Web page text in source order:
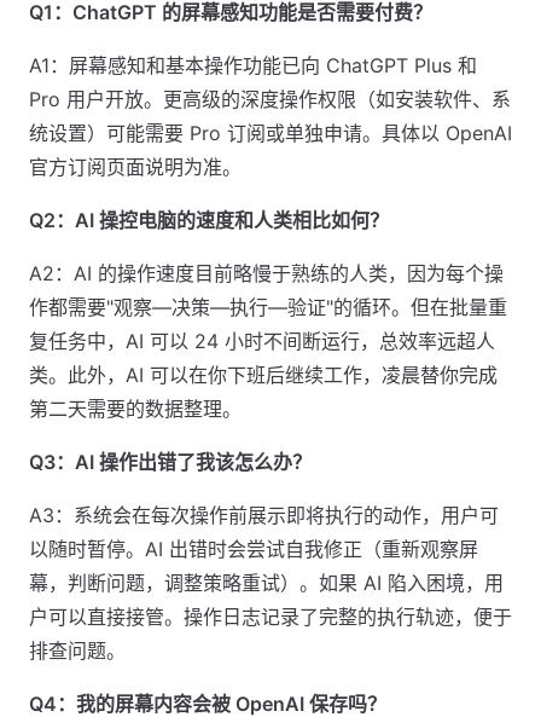
Q1：ChatGPT 的屏幕感知功能是否需要付费？
A1：屏幕感知和基本操作功能已向 ChatGPT Plus 和
Pro 用户开放。更高级的深度操作权限（如安装软件、系
统设置）可能需要 Pro 订阅或单独申请。具体以 OpenAI
官方订阅页面说明为准。
Q2：AI 操控电脑的速度和人类相比如何？
A2：AI 的操作速度目前略慢于熟练的人类，因为每个操
作都需要"观察—决策—执行—验证"的循环。但在批量重
复任务中，AI 可以 24 小时不间断运行，总效率远超人
类。此外，AI 可以在你下班后继续工作，凌晨替你完成
第二天需要的数据整理。
Q3：AI 操作出错了我该怎么办？
A3：系统会在每次操作前展示即将执行的动作，用户可
以随时暂停。AI 出错时会尝试自我修正（重新观察屏
幕，判断问题，调整策略重试）。如果 AI 陷入困境，用
户可以直接接管。操作日志记录了完整的执行轨迹，便于
排查问题。
Q4：我的屏幕内容会被 OpenAI 保存吗？